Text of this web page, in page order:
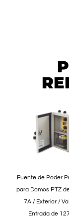
Fuente de Poder
para Domos PTZ
7A / Exterior /
Entrada de